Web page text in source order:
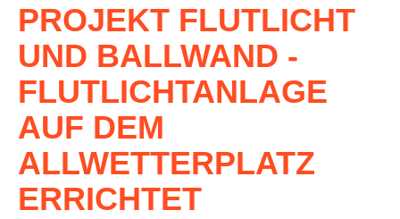
PROJEKT FLUTLICHT
UND BALLWAND -
FLUTLICHTANLAGE
AUF DEM
ALLWETTERPLATZ
ERRICHTET